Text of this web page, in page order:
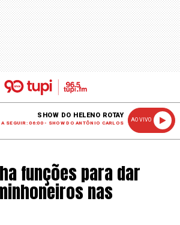
SHOW DO HELENO ROTAY
A SEGUIR: 06:00 - SHOW DO ANTÔNIO CARLOS
AO VIVO
funções para dar
nas